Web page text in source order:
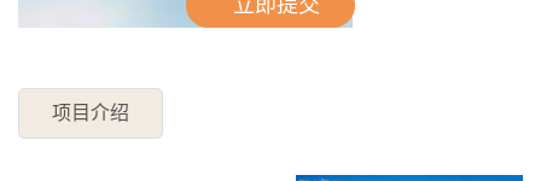
项目介绍